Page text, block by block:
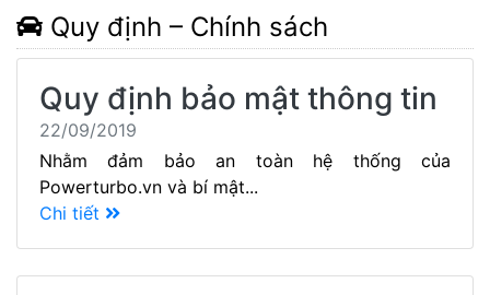
Quy định – Chính sách
Quy định bảo mật thông tin
22/09/2019
Nhằm đảm bảo an toàn hệ thống của
Powerturbo.vn và bí mật...
Chi tiết